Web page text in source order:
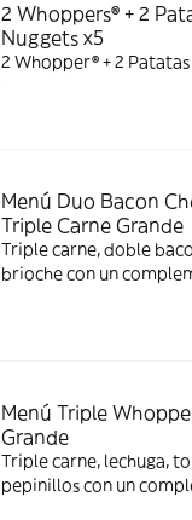
2 Whoppers® + 2
Nuggets x5
2 Whopper® + 2
Menú Duo Bacon
Triple Carne Grande
Triple carne, doble
brioche con un
Menú Triple
Grande
Triple carne, lechuga,
pepinillos con un